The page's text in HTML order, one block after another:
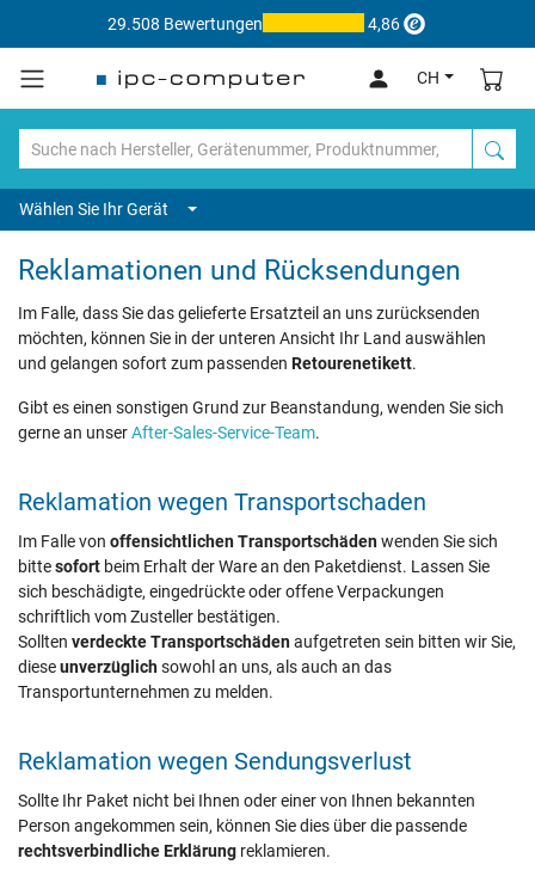
29.508 Bewertungen 4,86
CH
Wählen Sie Ihr Gerät
Reklamationen und Rücksendungen
Im Falle, dass Sie das gelieferte Ersatzteil an uns zurücksenden
möchten, können Sie in der unteren Ansicht Ihr Land auswählen
und gelangen sofort zum passenden Retourenetikett.
Gibt es einen sonstigen Grund zur Beanstandung, wenden Sie sich
gerne an unserAfter-Sales-Service-Team.
Reklamation wegen Transportschaden
Im Falle von offensichtlichen Transportschädenwenden Sie sich
bittesofort beim Erhalt der Ware an den Paketdienst. Lassen Sie
sich beschädigte, eingedrückte oder offene Verpackungen
schriftlich vom Zusteller bestätigen.
Sollten verdeckte Transportschädenaufgetreten sein bitten wir Sie,
dieseunverzüglichsowohl an uns, als auch an das
Transportunternehmen zu melden.
Reklamation wegen Sendungsverlust
Sollte Ihr Paket nicht bei Ihnen oder einer von Ihnen bekannten
Person angekommen sein, können Sie dies über die passende
rechtsverbindliche Erklärung reklamieren.